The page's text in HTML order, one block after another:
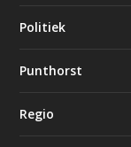
Politiek
Punthorst
Regio